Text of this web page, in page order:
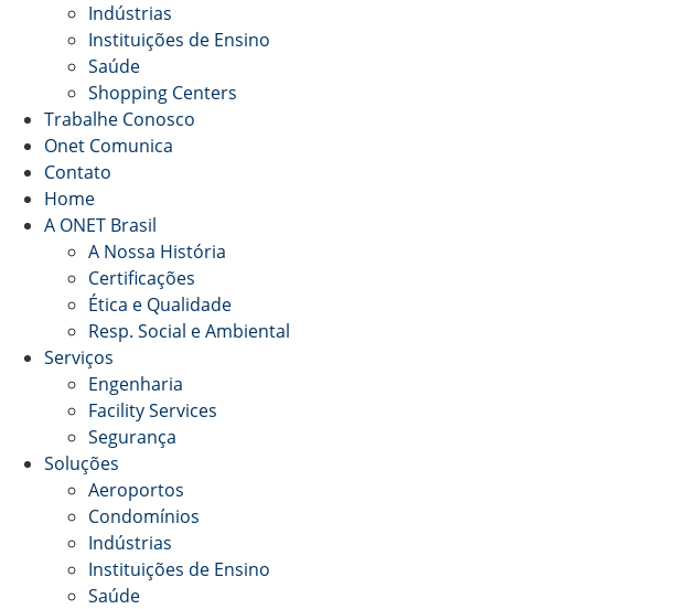
Indústrias
Instituições de Ensino
Saúde
Shopping Centers
Trabalhe Conosco
Onet Comunica
Contato
Home
A ONET Brasil
A Nossa História
Certificações
Ética e Qualidade
Resp. Social e Ambiental
Serviços
Engenharia
Facility Services
Segurança
Soluções
Aeroportos
Condomínios
Indústrias
Instituições de Ensino
Saúde